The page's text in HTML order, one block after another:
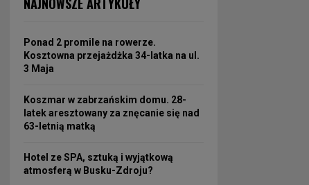
Ponad 2 promile na rowerze.
Kosztowna przejażdżka 34-latka na ul.
3 Maja
Koszmar w zabrzańskim domu. 28-
latek aresztowany za znęcanie się nad
63-letnią matką
Hotel ze SPA, sztuką i wyjątkową
atmosferą w Busku-Zdroju?